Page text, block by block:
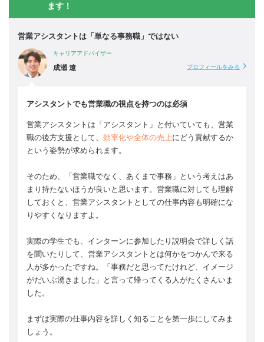
ます！
営業アシスタントは「単なる事務職」ではない
キャリアアドバイザー
成瀬 遼 プロフィールをみる
アシスタントでも営業職の視点を持つのは必須
営業アシスタントは「アシスタント」と付いていても、営業
職の後方支援として、 効率化や全体の売上にどう貢献するか
という姿勢が求められます。
そのため、「営業職でなく、あくまで事務」という考えはあ
まり持たないほうが良いと思います。営業職に対しても理解
しておくと、営業アシスタントとしての仕事内容も明確にな
りやすくなりますよ。
実際の学生でも、インターンに参加したり説明会で詳しく話
を聞いたりして、営業アシスタントとは何かをつかんで来る
人が多かったですね。「事務だと思ってたけれど、イメージ
がだいぶ湧きました」と言って帰ってくる人がたくさんいま
した。
まずは実際の仕事内容を詳しく知ることを第一歩にしてみま
しょう。